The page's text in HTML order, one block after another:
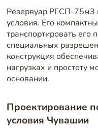
Резервуар РГСП-75м3
условия. Его
транспортировать его
специальных
конструкция
нагрузках и простоту
основании.
Проектирование
условия Чувашии